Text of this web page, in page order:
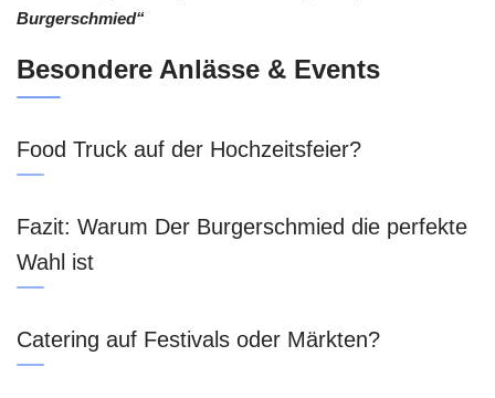
Burgerschmied“
Besondere Anlässe & Events
Food Truck auf der Hochzeitsfeier?
Fazit: Warum Der Burgerschmied die perfekte
Wahl ist
Catering auf Festivals oder Märkten?